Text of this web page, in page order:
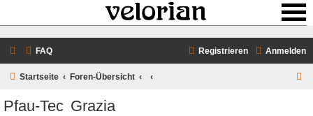
FAQ Anmelden
Registrieren
Startseite Foren-Übersicht
Pfau-Tec Grazia